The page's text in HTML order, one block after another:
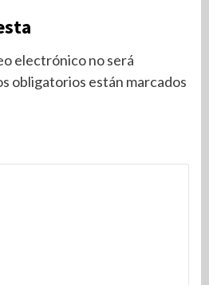
electrónico no será
obligatorios están marcados